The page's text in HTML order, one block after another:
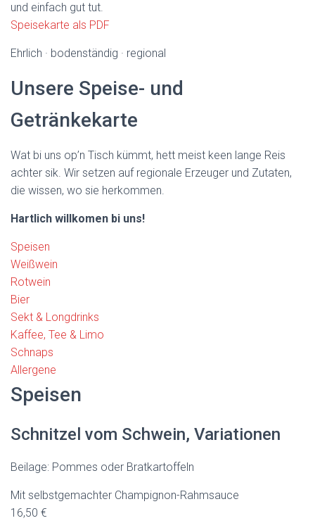
und einfach gut tut.
Speisekarte als PDF
Ehrlich · bodenständig · regional
Unsere Speise- und
Getränkekarte
Wat bi uns op’n Tisch kümmt, hett meist keen lange Reis
achter sik. Wir setzen auf regionale Erzeuger und Zutaten,
die wissen, wo sie herkommen.
Hartlich willkomen bi uns!
Speisen
Weißwein
Rotwein
Bier
Sekt & Longdrinks
Kaffee, Tee & Limo
Schnaps
Allergene
Speisen
Schnitzel vom Schwein, Variationen
Beilage: Pommes oder Bratkartoffeln
Mit selbstgemachter Champignon-Rahmsauce
16,50 €